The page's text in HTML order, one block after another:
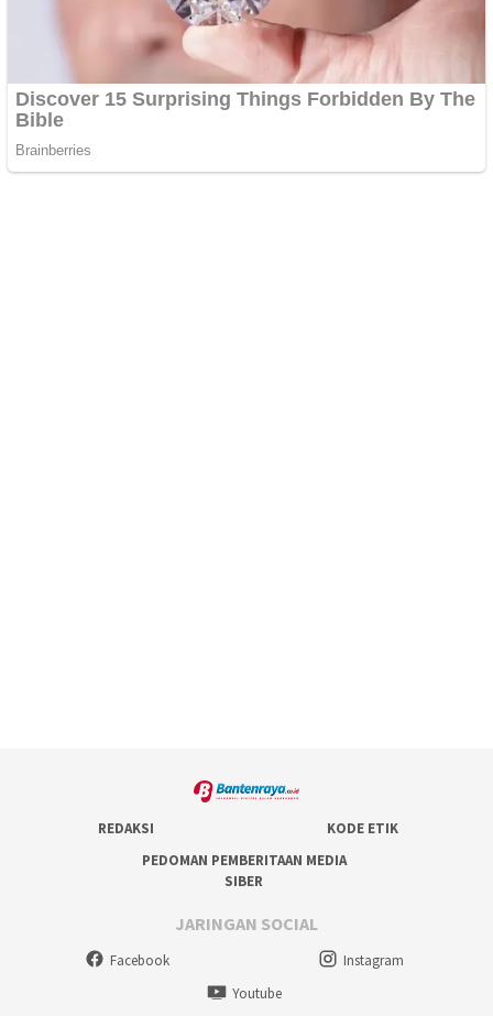
REDAKSI
KODE ETIK
PEDOMAN PEMBERITAAN MEDIA
SIBER
JARINGAN SOCIAL
Facebook
Instagram
Youtube